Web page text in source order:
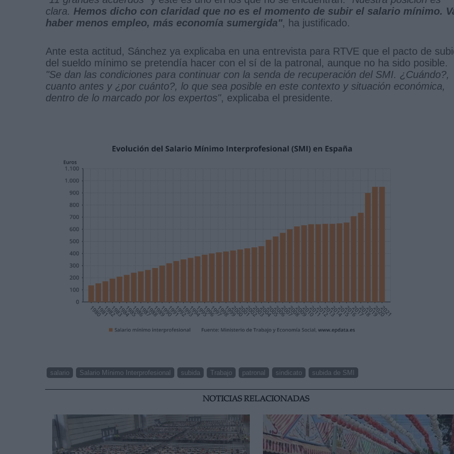
clara. Hemos dicho con claridad que no es el momento de subir el salario mínimo.
haber menos empleo, más economía sumergida", ha justificado.
Ante esta actitud, Sánchez ya explicaba en una entrevista para RTVE que el pacto de
del sueldo mínimo se pretendía hacer con el sí de la patronal, aunque no ha sido posible.
"Se dan las condiciones para continuar con la senda de recuperación del SMI. ¿Cuándo?,
cuanto antes y ¿por cuánto?, lo que sea posible en este contexto y situación económica,
dentro de lo marcado por los expertos", explicaba el presidente.
salario Salario Mínimo Interprofesional subida Trabajo patronal sindicato subida de SMI
NOTICIAS RELACIONADAS